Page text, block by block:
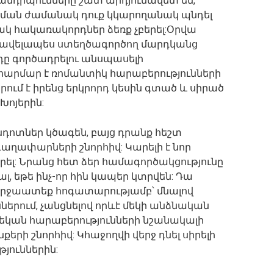
ժամանակ դուք կկարողանակ պնդել
հակառակորդներ ձեռք չբերել:Օրվա
ստեղծագործող մարդկանց
գործադրելու անսպասելի
է ռոմանտիկ հարաբերությունների
է իրենց երկրորդ կեսին գտած և սիրած
կծագեն, բայց դրանք հեշտ
շնորհիվ: Կարելի է նոր
Նրանց հետ ձեր համագործակցությունը
եթե ինչ-որ հին կապեր կտրվեն: Դա
հոգատարությամբ՝ մնալով
չանցնելով որևէ մեկի անձնական
հարաբերությունների նշանակալի
շնորհիվ: Կհաջողվի վերջ դնել սիրելի